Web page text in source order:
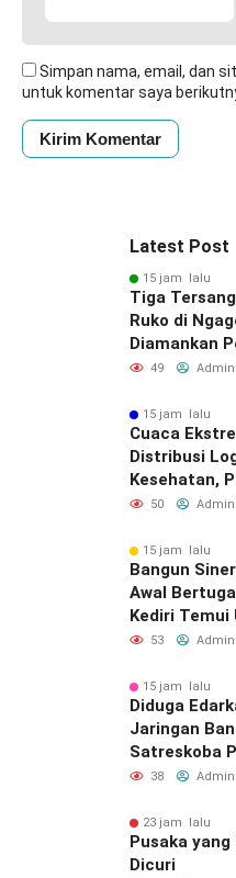
Simpan nama, email, dan
untuk komentar saya
Latest Post
15 jam lalu
Tiga
Ruko di
Diamankan
Surabaya
49 Admin
15 jam lalu
Cuaca
Distribusi
Kesehatan,
Bawean Tetap
50 Admin
15 jam lalu
Bangun
Awal
Kediri Temui
Bupati
53 Admin
15 jam lalu
Diduga
Jaringan
Satreskoba
Tangkap
Gresik
38 Admin
23 jam lalu
Pusaka
Dicuri